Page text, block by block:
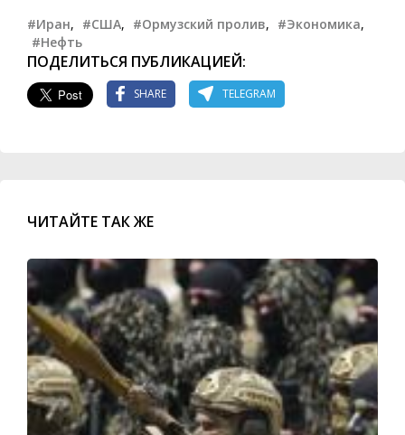
#Иран, #США, #Ормузский пролив, #Экономика,
#Нефть
ПОДЕЛИТЬСЯ ПУБЛИКАЦИЕЙ:
SHARE TELEGRAM
ЧИТАЙТЕ ТАК ЖЕ